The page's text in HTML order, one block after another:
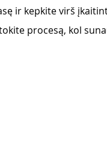
ir kepkite virš
procesą, kol